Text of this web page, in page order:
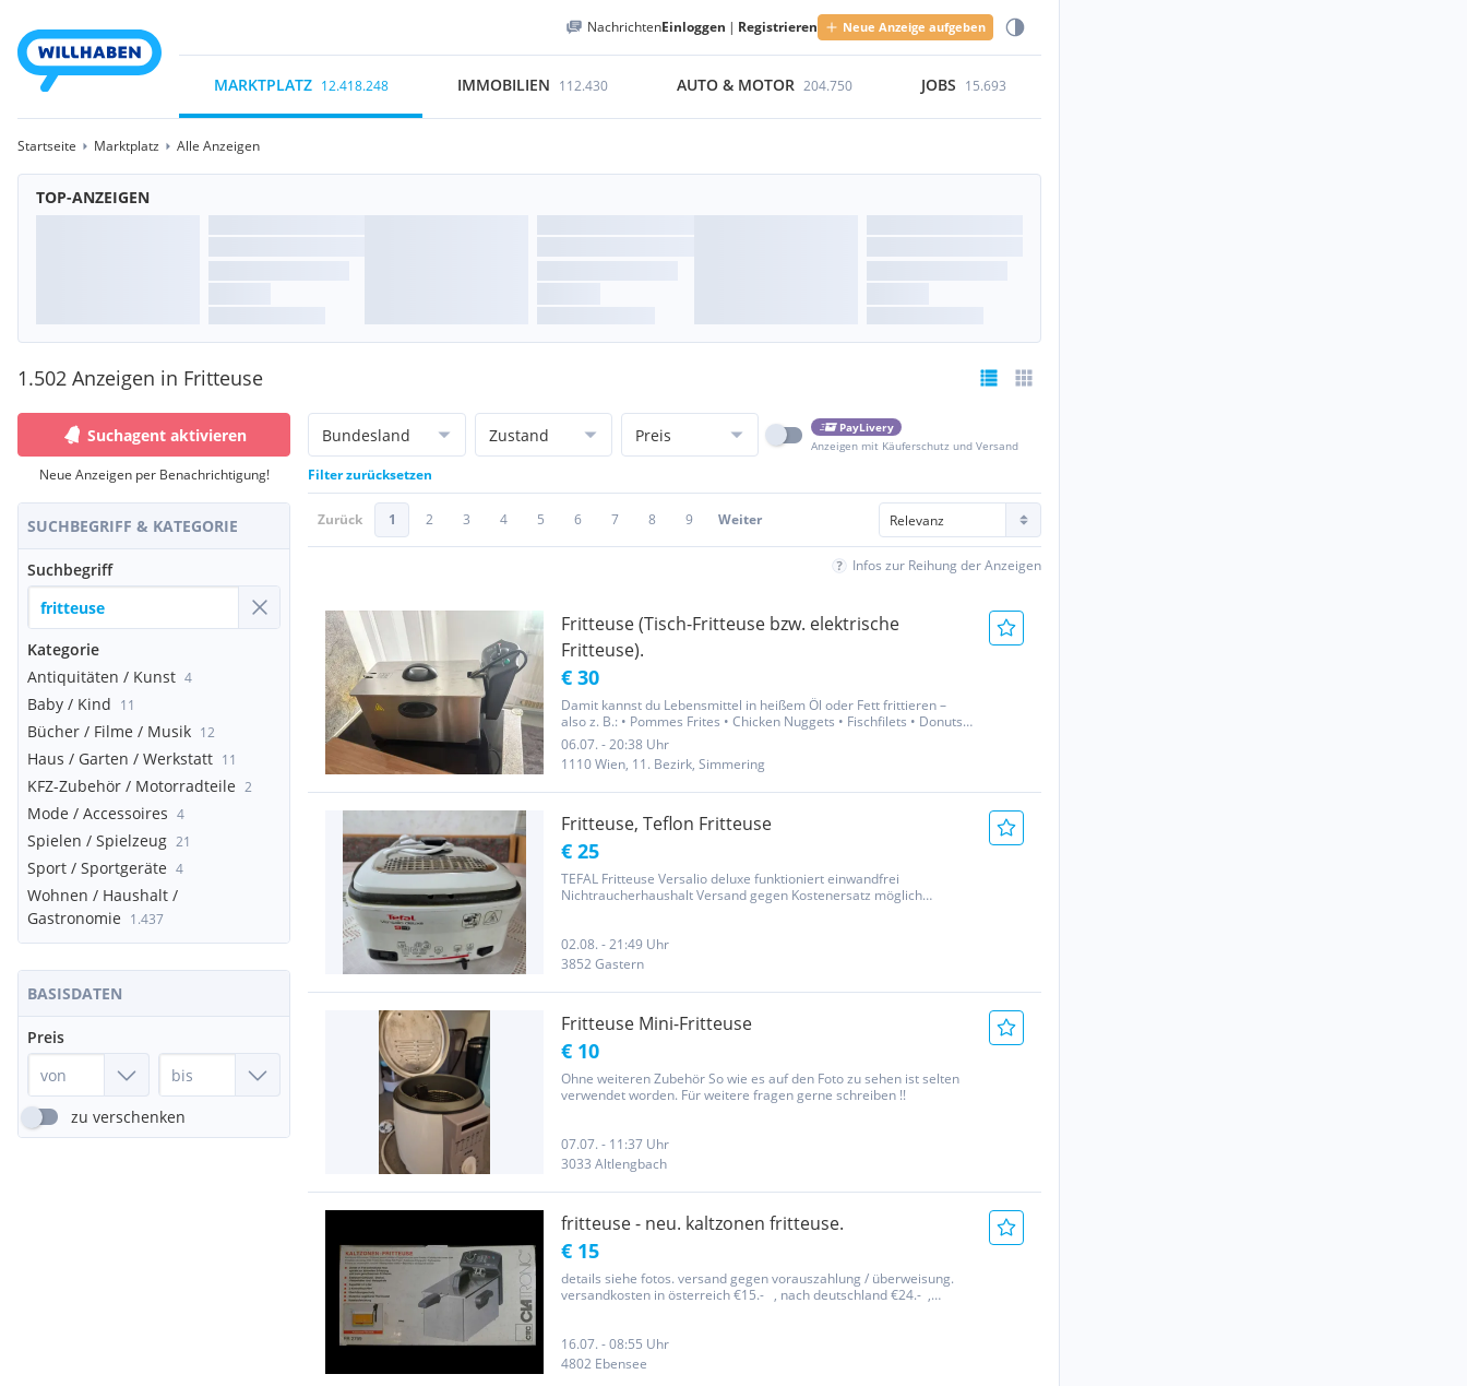
NachrichtenEinloggen | Registrieren Neue Anzeige aufgeben
MARKTPLATZ 12.418.248 IMMOBILIEN 112.430 AUTO & MOTOR 204.750 JOBS 15.693
Startseite Marktplatz Alle Anzeigen
TOP-ANZEIGEN
1.502 Anzeigen in Fritteuse
Suchagent aktivieren
Neue Anzeigen per Benachrichtigung!
SUCHBEGRIFF & KATEGORIE
Suchbegriff
Kategorie
Antiquitäten / Kunst 4
Baby / Kind 11
Bücher / Filme / Musik 12
Haus / Garten / Werkstatt 11
KFZ-Zubehör / Motorradteile 2
Mode / Accessoires 4
Spielen / Spielzeug 21
Sport / Sportgeräte 4
Wohnen / Haushalt /
Gastronomie 1.437
BASISDATEN
Preis
zu verschenken
Bundesland Zustand Preis
PayLivery
Anzeigen mit Käuferschutz und Versand
Filter zurücksetzen
Zurück 1 2 3 4 5 6 7 8 9 Weiter
Infos zur Reihung der Anzeigen
Fritteuse (Tisch-Fritteuse bzw. elektrische
Fritteuse).
€ 30
Damit kannst du Lebensmittel in heißem Öl oder Fett frittieren –
also z. B.: • Pommes Frites • Chicken Nuggets • Fischfilets • Donuts
oder Churros • Gemüsechips Das Modell auf dem Bild scheint eine
SILVERCREST (SFM 850 B2)
06.07. - 20:38 Uhr
1110 Wien, 11. Bezirk, Simmering
Fritteuse, Teflon Fritteuse
€ 25
TEFAL Fritteuse Versalio deluxe funktioniert einwandfrei
Nichtraucherhaushalt Versand gegen Kostenersatz möglich
02.08. - 21:49 Uhr
3852 Gastern
Fritteuse Mini-Fritteuse
€ 10
Ohne weiteren Zubehör So wie es auf den Foto zu sehen ist selten
verwendet worden. Für weitere fragen gerne schreiben !!
07.07. - 11:37 Uhr
3033 Altlengbach
fritteuse - neu. kaltzonen fritteuse.
€ 15
details siehe fotos. versand gegen vorauszahlung / überweisung.
versandkosten in österreich €15.- , nach deutschland €24.- ,
16.07. - 08:55 Uhr
4802 Ebensee